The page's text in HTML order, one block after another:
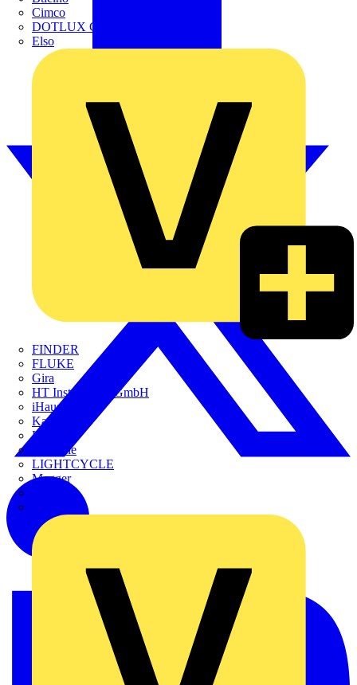
Cimco
DOTLUX GmbH
Elso
FINDER
FLUKE
Gira
HT Instruments GmbH
iHaus
Kaufel
Kopp
Lichtline
LIGHTCYCLE
Megger